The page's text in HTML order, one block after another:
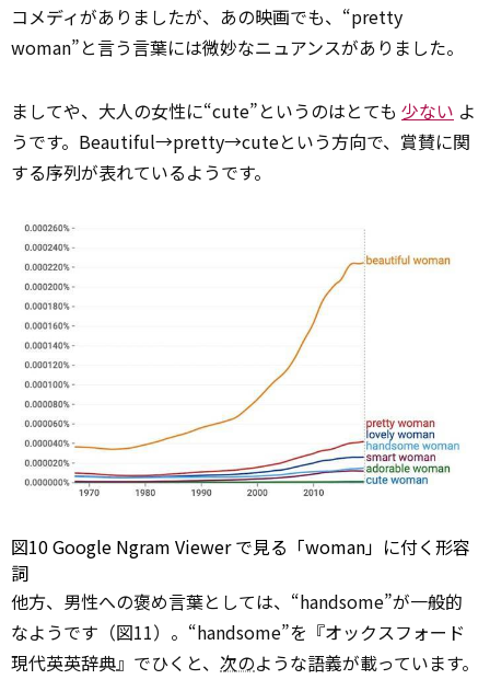
コメディがありましたが、あの映画でも、“pretty
woman”と言う言葉には微妙なニュアンスがありました。
ましてや、大人の女性に“cute”というのはとても 少ない よ
うです。Beautiful→pretty→cuteという方向で、賞賛に関
する序列が表れているようです。
図10 Google Ngram Viewerで見る「woman」に付く形容
詞
他方、男性への褒め言葉としては、“handsome”が一般的
なようです（図11）。“handsome”を『オックスフォード
現代英英辞典』でひくと、 次のような語義が載っています。